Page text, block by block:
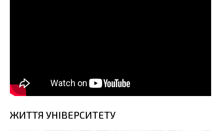
ЖИТТЯ УНІВЕРСИТЕТУ